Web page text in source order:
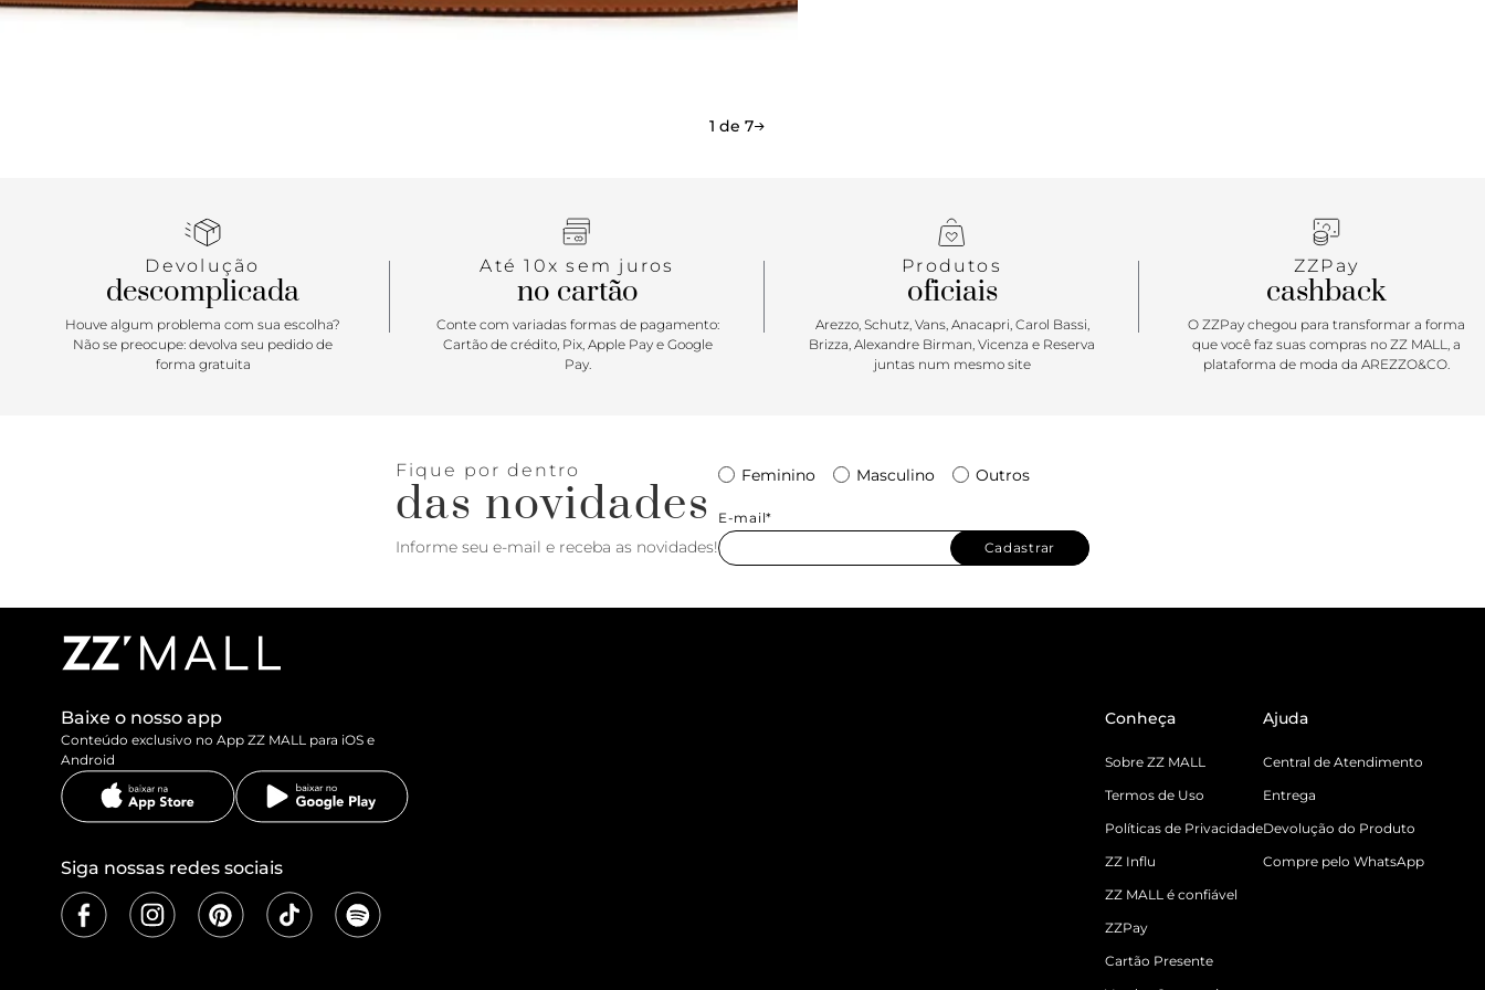
1 de 7
Devolução
descomplicada
Houve algum problema com sua escolha?
Não se preocupe: devolva seu pedido de
forma gratuita
Até 10x sem juros
no cartão
Conte com variadas formas de pagamento:
Cartão de crédito, Pix, Apple Pay e Google
Pay.
Produtos
oficiais
Arezzo, Schutz, Vans, Anacapri, Carol Bassi,
Brizza, Alexandre Birman, Vicenza e Reserva
juntas num mesmo site
ZZPay
cashback
O ZZPay chegou para transformar a forma
que você faz suas compras no ZZ MALL, a
plataforma de moda da AREZZO&CO.
Fique por dentro
das novidades
Informe seu e-mail e receba as novidades!
Feminino Masculino Outros
E-mail*
Cadastrar
Baixe o nosso app
Conteúdo exclusivo no App ZZ MALL para iOS e
Android
Siga nossas redes sociais
Conheça
Sobre ZZ MALL
Termos de Uso
Políticas de Privacidade
ZZ Influ
ZZ MALL é confiável
ZZPay
Cartão Presente
Ajuda
Central de Atendimento
Entrega
Devolução do Produto
Compre pelo WhatsApp